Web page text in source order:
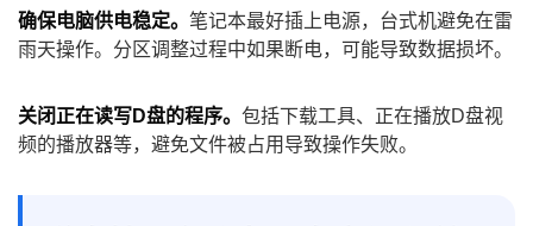
确保电脑供电稳定。 笔记本最好插上电源，台式机避免在雷
雨天操作。分区调整过程中如果断电，可能导致数据损坏。
关闭正在读写D盘的程序。 包括下载工具、正在播放D盘视
频的播放器等，避免文件被占用导致操作失败。